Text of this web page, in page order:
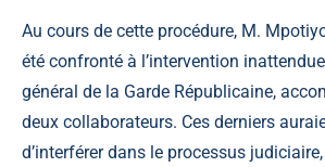
Au cours de cette procédure, M.
été confronté à l’intervention
général de la Garde Républicaine,
deux collaborateurs. Ces derniers
d’interférer dans le processus